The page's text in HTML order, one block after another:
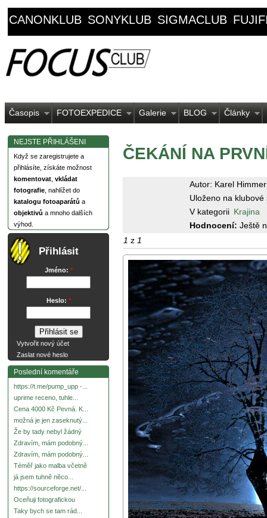
CANONKLUB SONYKLUB SIGMACLUB
Časopis FOTOEXPEDICE Galerie BLOG Články
NEJSTE PŘIHLÁŠENI
Když se zaregistrujete a
přihlásíte, získáte možnost
komentovat vkládat
fotografie , nahlížet do
katalogu fotoaparátů a
objektivů a mnoho dalších
výhod.
Přihlásit
Jméno: *
Heslo: *
Vytvořit nový účet
Zaslat nové heslo
Poslední komentáře
https://t.me/pump_upp -...
uprime receno, tuhle...
Cena 4000 Kč Pevná. K...
možná je jen zaseknutý...
Že by tady nebyl žádný
Zdravím, mám podobný...
Zdravím, mám podobný...
Téměř jako malba včetně
já jsem tuhně něco...
https://sourceforge.net/...
Oceňuji fotografickou
Taky bych se tam rád...
ČEKÁNÍ NA
Autor: Karel Himmer
Uloženo na klubové
V kategorii Krajina
Hodnocení: Ještě
1 z 1